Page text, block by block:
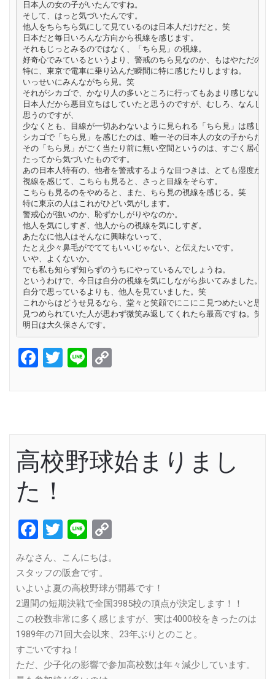
日本人の女の子がいたんですね。
そして、はっと気づいたんです。
他人をちらちら気にして見ているのは日本人だけだと。笑
日本だと毎日いろんな方向から視線を感じます。
それもじっとみるのではなく、「ちら見」の視線。
好奇心でみているというより、警戒のちら見なのか、もはやただの癖
特に、東京で電車に乗り込んだ瞬間に特に感じたりしますね。
いっせいにみんながちら見。笑
それがシカゴで、かなり人の多いところに行ってもあまり感じないん
日本人だから悪目立ちはしていたと思うのですが、むしろ、なんじ
思うのですが、
少なくとも、目線が一切あわないように見られる「ちら見」は感じま
シカゴで「ちら見」を感じたのは、唯一その日本人の女の子からだけ
その「ちら見」がごく当たり前に無い空間というのは、すごく居心地
たってから気づいたものです。
あの日本人特有の、他者を警戒するような目つきは、とても湿度が高
視線を感じて、こちらも見ると、さっと目線をそらす。
こちらも見るのをやめると、また、ちら見の視線を感じる。笑
特に東京の人はこれがひどい気がします。
警戒心が強いのか、恥ずかしがりやなのか。
他人を気にしすぎ、他人からの視線を気にしすぎ。
あたなに他人はそんなに興味ないって、
たとえ少々鼻毛がでててもいいじゃない、と伝えたいです。
いや、よくないか。
でも私も知らず知らずのうちにやっているんでしょうね。
というわけで、今日は自分の視線を気にしながら歩いてみました。
自分で思っているよりも、他人を見ていました。笑
これからはどうせ見るなら、堂々と笑顔でにこにこ見つめたいと思い
見つめられていた人が思わず微笑み返してくれたら最高ですね。笑
Facebook
Twitter
Line
高校野球始まりまし
た！
Facebook
Twitter
Line
みなさん、こんにちは。
スタッフの阪倉です。
いよいよ夏の高校野球が開幕です！
2週間の短期決戦で全国3985校の頂点が決定します！！
この校数非常に多く感じますが、実は4000校をきったのは
1989年の71回大会以来、23年ぶりとのこと。
すごいですね！
ただ、少子化の影響で参加高校数は年々減少しています。